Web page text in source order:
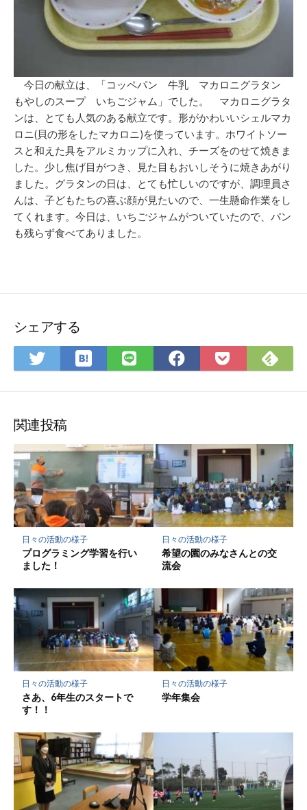
今日の献立は、「コッペパン 牛乳 マカロニグラタン
もやしのスープ いちごジャム」でした。 マカロニグラタ
ンは、とても人気のある献立です。形がかわいいシェルマカ
ロニ(貝の形をしたマカロニ)を使っています。ホワイトソー
スと和えた具をアルミカップに入れ、チーズをのせて焼きま
した。少し焦げ目がつき、見た目もおいしそうに焼きあがり
ました。グラタンの日は、とても忙しいのですが、調理員さ
んは、子どもたちの喜ぶ顔が見たいので、一生懸命作業をし
てくれます。今日は、いちごジャムがついていたので、パン
も残らず食べてありました。
シェアする
Twitter
で
ア
は
て
ク
マ
ー
ク
に
保
LINE
で
Facebook
で
Pocket
に
で
関連投稿
日々の活動の様子
プログラミング学習を行い
ました！
日々の活動の様子
希望の園のみなさんとの交
流会
日々の活動の様子
さあ、6年生のスタートで
す！！
日々の活動の様子
学年集会